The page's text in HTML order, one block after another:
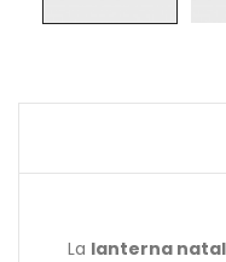
La lanterna